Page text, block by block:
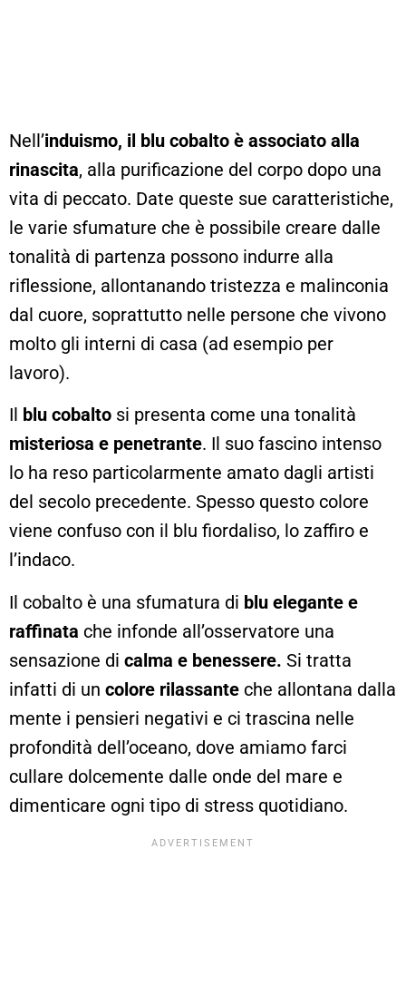
Nell’induismo, il blu cobalto è associato alla
rinascita, alla purificazione del corpo dopo una
vita di peccato. Date queste sue caratteristiche,
le varie sfumature che è possibile creare dalle
tonalità di partenza possono indurre alla
riflessione, allontanando tristezza e malinconia
dal cuore, soprattutto nelle persone che vivono
molto gli interni di casa (ad esempio per
lavoro).
Il blu cobalto si presenta come una tonalità
misteriosa e penetrante. Il suo fascino intenso
lo ha reso particolarmente amato dagli artisti
del secolo precedente. Spesso questo colore
viene confuso con il blu fiordaliso, lo zaffiro e
l’indaco.
Il cobalto è una sfumatura di blu elegante e
raffinata che infonde all’osservatore una
sensazione di calma e benessere. Si tratta
infatti di un colore rilassante che allontana dalla
mente i pensieri negativi e ci trascina nelle
profondità dell’oceano, dove amiamo farci
cullare dolcemente dalle onde del mare e
dimenticare ogni tipo di stress quotidiano.